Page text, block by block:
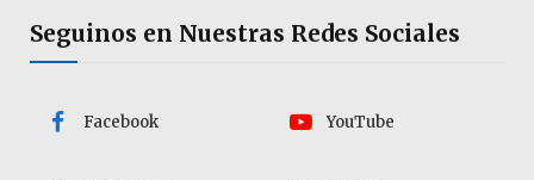
Seguinos en Nuestras Redes Sociales
Facebook YouTube